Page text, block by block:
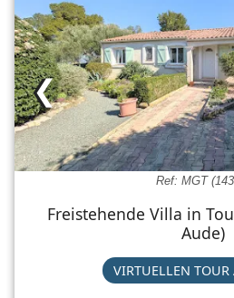
Ref: MGT
❮
Freistehende Villa in
Aude)
VIRTUELLEN TOUR